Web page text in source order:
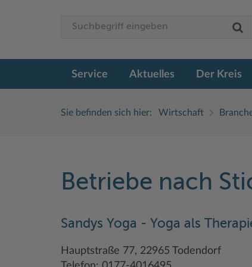
Service Aktuelles Der Kreis
Sie befinden sich hier: Wirtschaft
Betriebe nach
Sandys Yoga - Yoga als
Hauptstraße 77, 22965 Todendorf